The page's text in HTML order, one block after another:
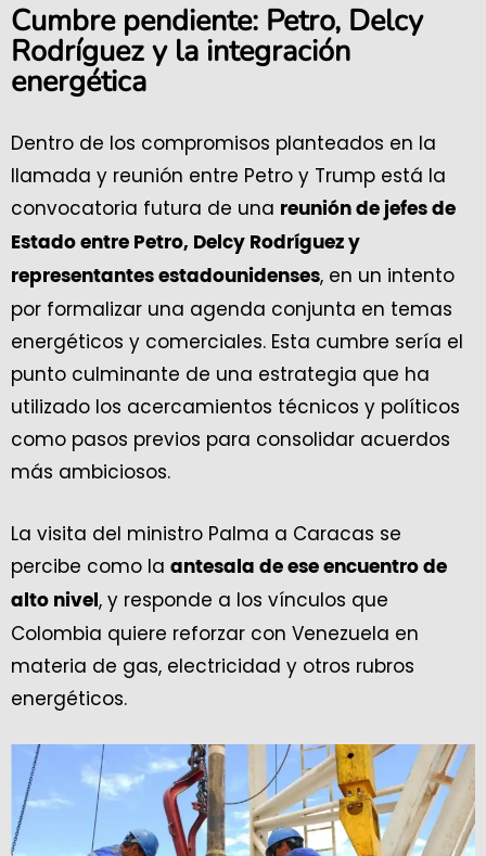
Cumbre pendiente: Petro, Delcy
Rodríguez y la integración
energética
Dentro de los compromisos planteados en la
llamada y reunión entre Petro y Trump está la
convocatoria futura de una reunión de jefes de
Estado entre Petro, Delcy Rodríguez y
representantes estadounidenses, en un intento
por formalizar una agenda conjunta en temas
energéticos y comerciales. Esta cumbre sería el
punto culminante de una estrategia que ha
utilizado los acercamientos técnicos y políticos
como pasos previos para consolidar acuerdos
más ambiciosos.
La visita del ministro Palma a Caracas se
percibe como la antesala de ese encuentro de
alto nivel , y responde a los vínculos que
Colombia quiere reforzar con Venezuela en
materia de gas, electricidad y otros rubros
energéticos.